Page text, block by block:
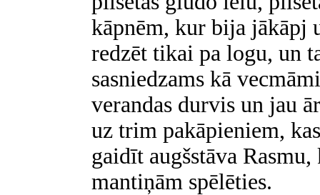
kāpnēm, kur bija jākāpj
redzēt tikai pa logu, un
sasniedzams kā
verandas durvis un jau
uz trim pakāpieniem,
gaidīt augšstāva
mantiņām spēlēties.